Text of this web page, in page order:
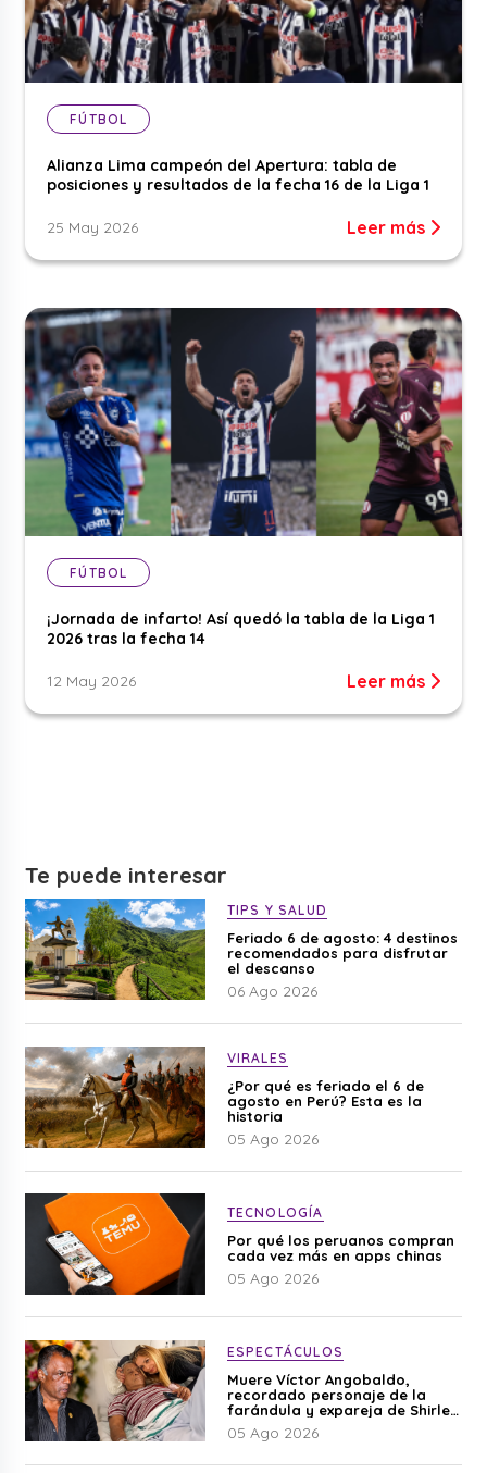
FÚTBOL
Alianza Lima campeón del Apertura: tabla de
posiciones y resultados de la fecha 16 de la Liga 1
25 May 2026 Leer más
FÚTBOL
¡Jornada de infarto! Así quedó la tabla de la Liga 1
2026 tras la fecha 14
12 May 2026 Leer más
Te puede interesar
TIPS Y SALUD
Feriado 6 de agosto: 4 destinos
recomendados para disfrutar
el descanso
06 Ago 2026
VIRALES
¿Por qué es feriado el 6 de
agosto en Perú? Esta es la
historia
05 Ago 2026
TECNOLOGÍA
Por qué los peruanos compran
cada vez más en apps chinas
05 Ago 2026
ESPECTÁCULOS
Muere Víctor Angobaldo,
recordado personaje de la
farándula y expareja de Shirley
Cherres
05 Ago 2026